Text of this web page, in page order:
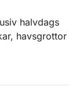
halvdags
havsgrottor
Giardini